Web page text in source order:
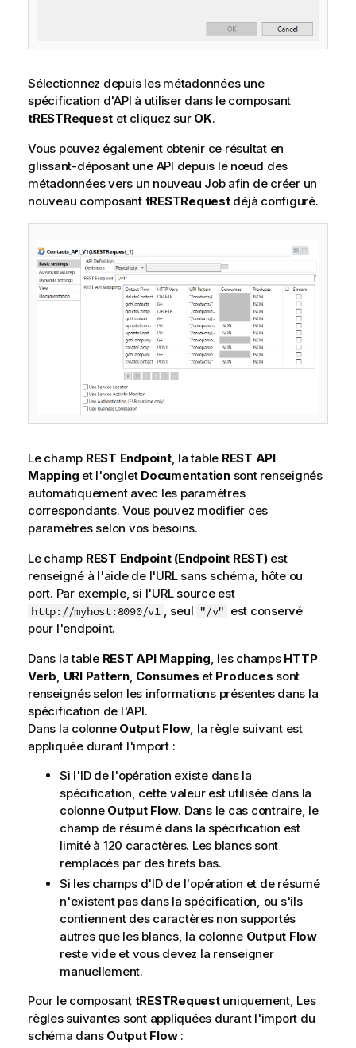
Sélectionnez depuis les métadonnées une
spécification d'API à utiliser dans le composant
tRESTRequest et cliquez sur OK.
Vous pouvez également obtenir ce résultat en
glissant-déposant une API depuis le nœud des
métadonnées vers un nouveau Job afin de créer un
nouveau composant tRESTRequestdéjà configuré.
Le champ REST Endpoint, la table REST API
Mapping et l'onglet Documentationsont renseignés
automatiquement avec les paramètres
correspondants. Vous pouvez modifier ces
paramètres selon vos besoins.
Le champ REST Endpoint (Endpoint REST)est
renseigné à l'aide de l'URL sans schéma, hôte ou
port. Par exemple, si l'URL source est
http://myhost:8090/v1 , seul "/v" est conservé
pour l'endpoint.
Dans la table REST API Mapping, les champs HTTP
Verb, URI Pattern, Consumes et Produces sont
renseignés selon les informations présentes dans la
spécification de l'API.
Dans la colonne Output Flow, la règle suivant est
appliquée durant l'import :
Si l'ID de l'opération existe dans la
spécification, cette valeur est utilisée dans la
colonne Output Flow. Dans le cas contraire, le
champ de résumé dans la spécification est
limité à 120 caractères. Les blancs sont
remplacés par des tirets bas.
Si les champs d'ID de l'opération et de résumé
n'existent pas dans la spécification, ou s'ils
contiennent des caractères non supportés
autres que les blancs, la colonne Output Flow
reste vide et vous devez la renseigner
manuellement.
Pour le composant tRESTRequestuniquement, Les
règles suivantes sont appliquées durant l'import du
schéma dans Output Flow: